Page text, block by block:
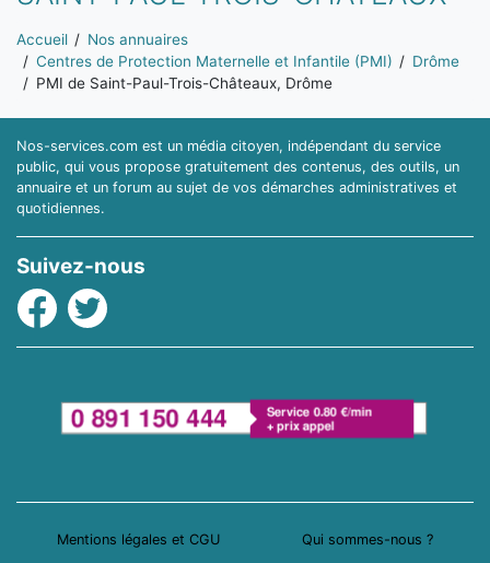
Vous êtes ici:
Accueil
Nos annuaires
Centres de Protection Maternelle et Infantile (PMI)
Drôme
PMI de Saint-Paul-Trois-Châteaux, Drôme
Nos-services.com est un média citoyen, indépendant du service
public, qui vous propose gratuitement des contenus, des outils, un
annuaire et un forum au sujet de vos démarches administratives et
quotidiennes.
Suivez-nous
Facebook
Twitter
Mentions légales et CGU Qui sommes-nous ?